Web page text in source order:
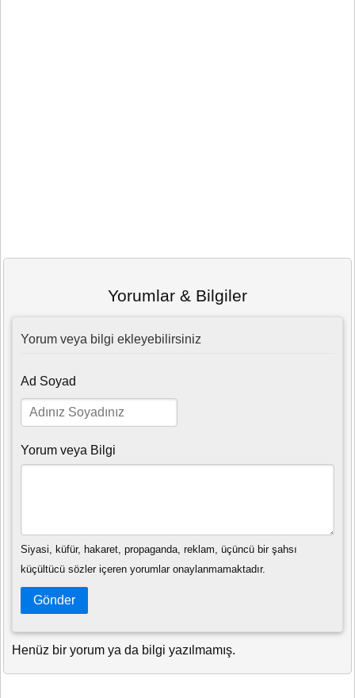
Yorumlar & Bilgiler
Yorum veya bilgi ekleyebilirsiniz
Ad Soyad
Yorum veya Bilgi
Siyasi, küfür, hakaret, propaganda, reklam, üçüncü bir şahsı
küçültücü sözler içeren yorumlar onaylanmamaktadır.
Gönder
Henüz bir yorum ya da bilgi yazılmamış.